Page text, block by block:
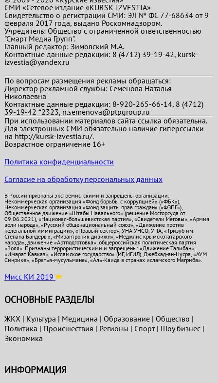
СМИ «Сетевое издание «KURSK-IZVESTIA»
Свидетельство о регистрации СМИ: ЭЛ № ФС 77-68634 от 9
февраля 2017 года, выдано Роскомнадзором.
Учредитель: Общество с ограниченной ответственностью
"Смарт Медиа Групп".
Главный редактор:Зимовский М.А.
Контактные данные редакции: 8 (4712) 39-19-42, kursk-
izvestia@yandex.ru
По вопросам размещения рекламы обращаться:
Директор рекламной службы: Семенова Наталья
Николаевна
Контактные данные редакции: 8-920-265-66-14, 8 (4712)
39-19-42 *2323, n.semenova@ptpgroup.ru
При использовании материалов сайта ссылка обязательна.
Для электронных СМИ обязательно наличие гиперссылки
на http://kursk-izvestia.ru/.
Возрастное ограничение 16+
Политика конфиденциальности
Согласие на обработку персональных данных
В России признаны экстремистскими и запрещены организации:
Некоммерческая организация «Фонд борьбы с коррупцией» («ФБК»),
Некоммерческая организация «Фонд защиты прав граждан» («ФЗПГ»),
Общественное движение «Штабы Навального» (решение Мосгорсуда от
09.06.2021), «Национал-большевистская партия», «Свидетели Иеговы», «Армия
воли народа», «Русский общенациональный союз», «Движение против
нелегальной иммиграции», «Правый сектор», УНА-УНСО, УПА, «Тризуб им.
Степана Бандеры», «Мизантропик дивижн», «Меджлис крымскотатарского
народа», движение «Артподготовка», общероссийская политическая партия
«Воля». Признаны террористическими и запрещены: «Движение Талибан»,
«Имарат Кавказ», «Исламское государство» (ИГ, ИГИЛ), Джебхад-ан-Нусра, «АУМ
Синрике», «Братья-мусульмане», «Аль-Каида в странах исламского Магриба».
Мисс КИ 2019
ОСНОВНЫЕ РАЗДЕЛЫ
ЖКХ| Культура | Медицина | Образование| Общество |
Политика | Проиcшествия | Регионы | Спорт| Шоу бизнес|
Экономика
ИНФОРМАЦИЯ